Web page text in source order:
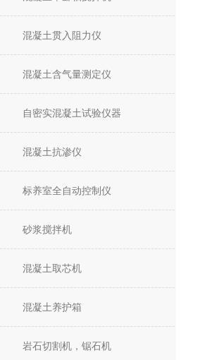
混凝土贯入阻力仪
混凝土含气量测定仪
自密实混凝土试验仪器
混凝土抗渗仪
标养室全自动控制仪
砂浆搅拌机
混凝土取芯机
混凝土养护箱
岩石切割机，锯石机